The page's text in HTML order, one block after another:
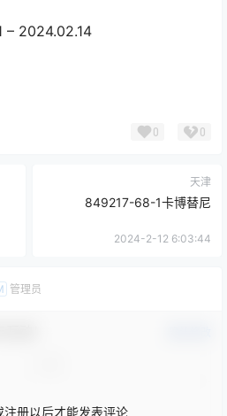
– 2024.02.14
0 0
天津
849217-68-1卡博替尼
2024-2-12 6:03:44
管理员
注册以后才能发表评论